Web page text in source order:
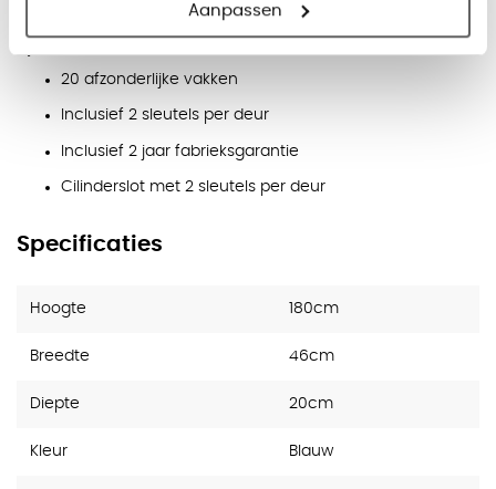
Aanpassen
20 afzonderlijke vakken
Inclusief 2 sleutels per deur
Inclusief 2 jaar fabrieksgarantie
Cilinderslot met 2 sleutels per deur
Specificaties
Hoogte 180cm
Breedte 46cm
Diepte 20cm
Kleur Blauw